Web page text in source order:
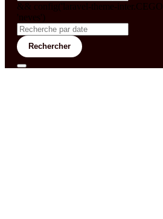
&& config('laravel-theme-
'neves')
Rechercher